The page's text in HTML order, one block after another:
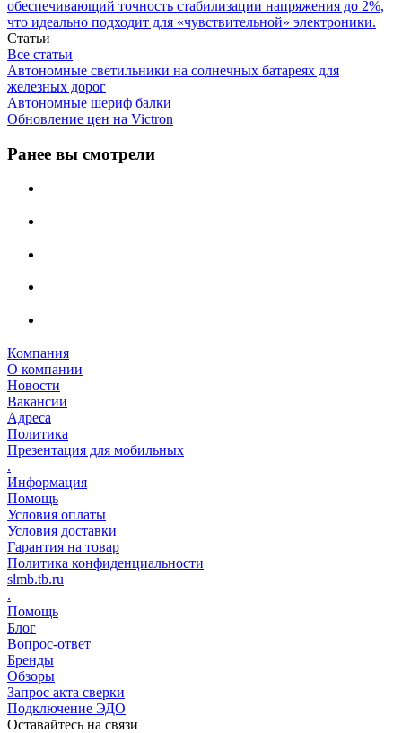
обеспечивающий точность стабилизации напряжения до 2%,
что идеально подходит для «чувствительной» электроники.
Статьи
Все статьи
Автономные светильники на солнечных батареях для
железных дорог
Автономные шериф балки
Обновление цен на Victron
Ранее вы смотрели
Компания
О компании
Новости
Вакансии
Адреса
Политика
Презентация для мобильных
.
Информация
Помощь
Условия оплаты
Условия доставки
Гарантия на товар
Политика конфиденциальности
slmb.tb.ru
.
Помощь
Блог
Вопрос-ответ
Бренды
Обзоры
Запрос акта сверки
Подключение ЭДО
Оставайтесь на связи